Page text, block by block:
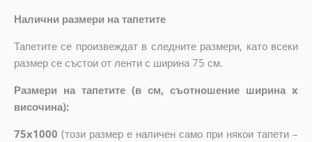
Налични размери на тапетите
Тапетите се произвеждат в следните размери, като всеки
размер се състои от ленти с ширина 75 см.
Размери на тапетите (в см, съотношение ширина x
височина):
75x1000 (този размер е наличен само при някои тапети –